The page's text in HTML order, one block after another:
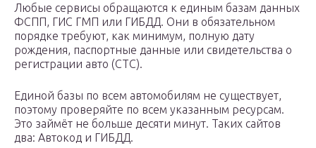
Любые сервисы обращаются к единым базам данных
ФСПП, ГИС ГМП или ГИБДД. Они в обязательном
порядке требуют, как минимум, полную дату
рождения, паспортные данные или свидетельства о
регистрации авто (СТС).
Единой базы по всем автомобилям не существует,
поэтому проверяйте по всем указанным ресурсам.
Это займёт не больше десяти минут. Таких сайтов
два: Автокод и ГИБДД.